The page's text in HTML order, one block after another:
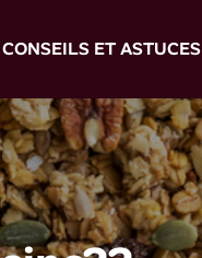
CONSEILS ET ASTUCES